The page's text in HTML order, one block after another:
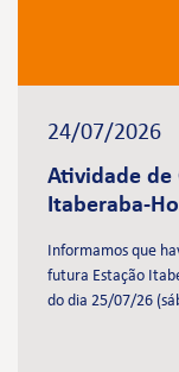
24/07/2026
Atividade de
Itaberaba-
Informamos que
futura Estação
do dia 25/07/26